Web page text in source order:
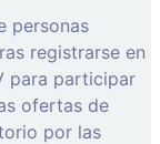
personas
registrarse en
para participar
ofertas de
por las